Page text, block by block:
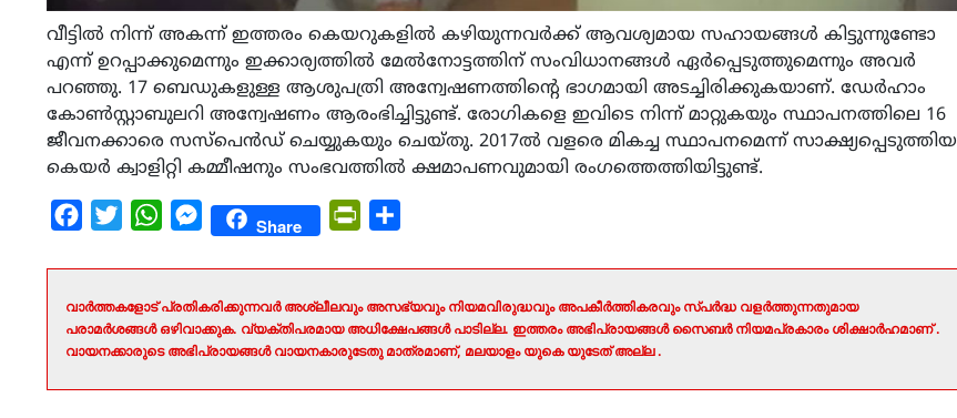
വീട്ടില്‍ നിന്ന് അകന്ന് ഇത്തരം കെയറുകളില്‍ കഴിയുന്നവര്‍ക്ക് ആവശ്യമായ സഹായങ്ങള്‍ കിട്ടുന്നുണ്ടോ
എന്ന് ഉറപ്പാക്കുമെന്നും ഇക്കാര്യത്തില്‍ മേല്‍നോട്ടത്തിന് സംവിധാനങ്ങള്‍ ഏര്‍പ്പെടുത്തുമെന്നും അവര്‍
പറഞ്ഞു. 17 ബെഡുകളുള്ള ആശുപത്രി അന്വേഷണത്തിന്റെ ഭാഗമായി അടച്ചിരിക്കുകയാണ്. ഡേര്‍ഹാം
കോണ്‍സ്റ്റാബുലറി അന്വേഷണം ആരംഭിച്ചിട്ടുണ്ട്. രോഗികളെ ഇവിടെ നിന്ന് മാറ്റുകയും സ്ഥാപനത്തിലെ 16
ജീവനക്കാരെ സസ്‌പെന്‍ഡ് ചെയ്യുകയും ചെയ്തു. 2017ല്‍ വളരെ മികച്ച സ്ഥാപനമെന്ന് സാക്ഷ്യപ്പെടുത്തിയ
കെയര്‍ ക്വാളിറ്റി കമ്മീഷനും സംഭവത്തില്‍ ക്ഷമാപണവുമായി രംഗത്തെത്തിയിട്ടുണ്ട്.
Facebook
Twitter WhatsAppMessengerShare PrintFriendly
വാർത്തകളോട് പ്രതികരിക്കുന്നവർ അശ്ലീലവും അസഭ്യവും നിയമവിരുദ്ധവും അപകീർത്തികരവും സ്പർദ്ധ വളർത്തുന്നതുമായ
പരാമർശങ്ങൾ ഒഴിവാക്കുക. വ്യക്തിപരമായ അധിക്ഷേപങ്ങൾ പാടില്ല. ഇത്തരം അഭിപ്രായങ്ങൾ സൈബർ നിയമപ്രകാരം ശിക്ഷാർഹമാണ് .
വായനക്കാരുടെ അഭിപ്രായങ്ങൾ വായനകാരുടേതു മാത്രമാണ്, മലയാളം യുകെ യുടേത് അല്ല .